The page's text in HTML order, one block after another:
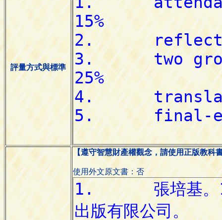
評量方式與標準
【遵守智慧財產權觀念，請使用正版教科
使用外文原文書：否